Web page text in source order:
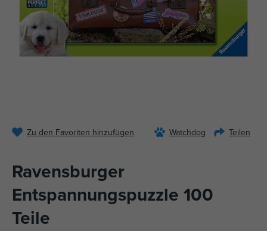
Zu den Favoriten hinzufügen Watchdog Teilen
Ravensburger
Entspannungspuzzle 100
Teile